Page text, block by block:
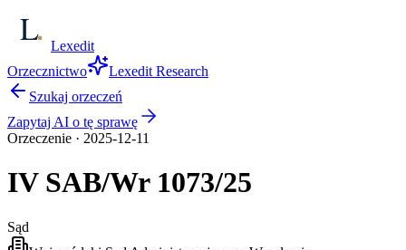
Lexedit
Orzecznictwo
Lexedit Research
Szukaj orzeczeń
Zapytaj AI o tę sprawę
Orzeczenie · 2025-12-11
IV SAB/Wr 1073/25
Sąd